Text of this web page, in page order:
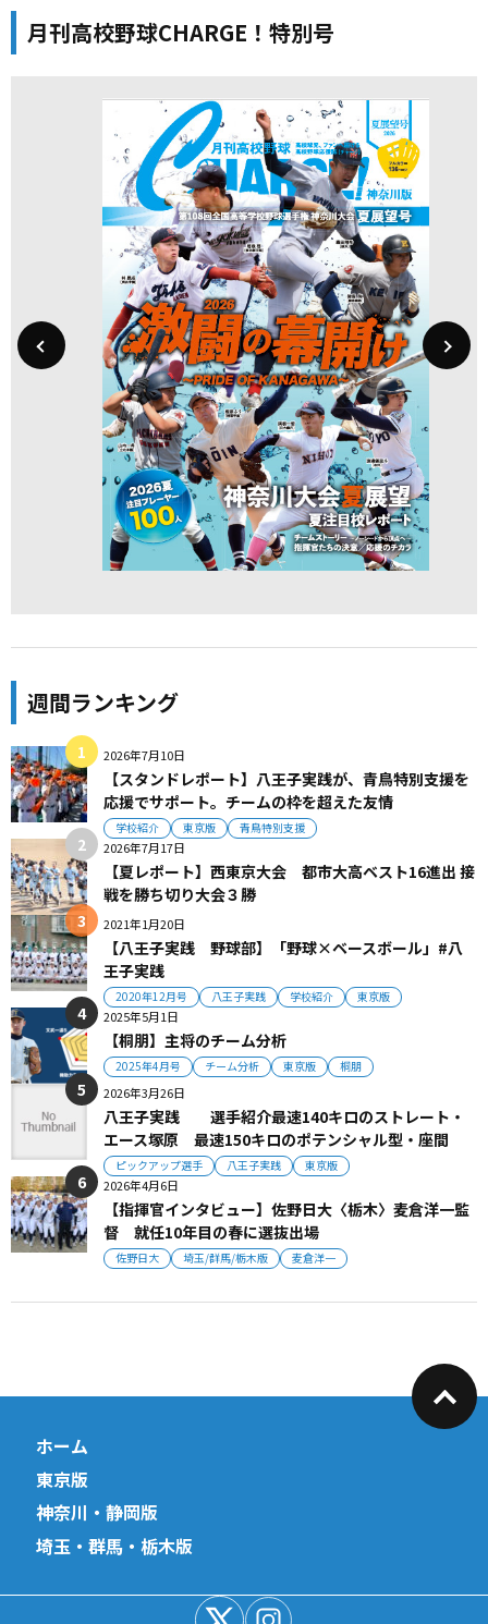
月刊高校野球CHARGE！特別号
週間ランキング
2026年7月10日
【スタンドレポート】八王子実践が、青鳥特別支援を
応援でサポート。チームの枠を超えた友情
学校紹介 東京版 青鳥特別支援
2026年7月17日
【夏レポート】西東京大会 都市大高ベスト16進出 接
戦を勝ち切り大会３勝
2021年1月20日
【八王子実践 野球部】「野球×ベースボール」#八
王子実践
2020年12月号 八王子実践 学校紹介 東京版
2025年5月1日
【桐朋】主将のチーム分析
2025年4月号 チーム分析 東京版 桐朋
2026年3月26日
八王子実践 選手紹介最速140キロのストレート・
エース塚原 最速150キロのポテンシャル型・座間
ピックアップ選手 八王子実践 東京版
2026年4月6日
【指揮官インタビュー】佐野日大〈栃木〉麦倉洋一監
督 就任10年目の春に選抜出場
佐野日大 埼玉/群馬/栃木版 麦倉洋一
ホーム
東京版
神奈川・静岡版
埼玉・群馬・栃木版